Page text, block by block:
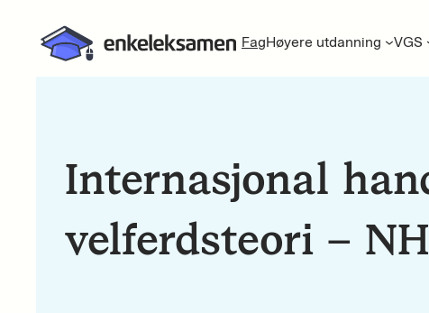
FagHøyere utdanning VGS
Internasjonal
velferdsteori –